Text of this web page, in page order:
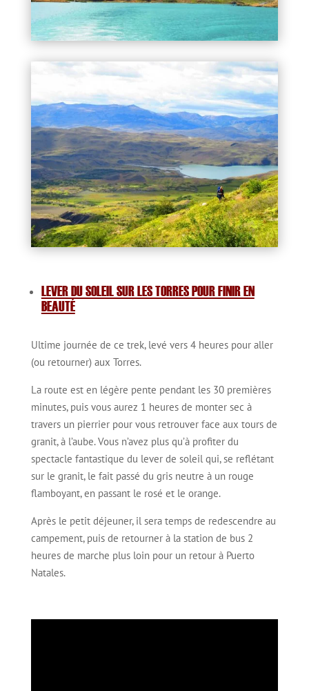
LEVER DU SOLEIL SUR LES TORRES POUR FINIR EN
BEAUTÉ
Ultime journée de ce trek, levé vers 4 heures pour aller
(ou retourner) aux Torres.
La route est en légère pente pendant les 30 premières
minutes, puis vous aurez 1 heures de monter sec à
travers un pierrier pour vous retrouver face aux tours de
granit, à l’aube. Vous n’avez plus qu’à profiter du
spectacle fantastique du lever de soleil qui, se reflétant
sur le granit, le fait passé du gris neutre à un rouge
flamboyant, en passant le rosé et le orange.
Après le petit déjeuner, il sera temps de redescendre au
campement, puis de retourner à la station de bus 2
heures de marche plus loin pour un retour à Puerto
Natales.